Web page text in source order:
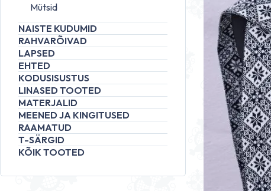
Mütsid
NAISTE KUDUMID
RAHVARÕIVAD
LAPSED
EHTED
KODUSISUSTUS
LINASED TOOTED
MATERJALID
MEENED JA KINGITUSED
RAAMATUD
T-SÄRGID
KÕIK TOOTED